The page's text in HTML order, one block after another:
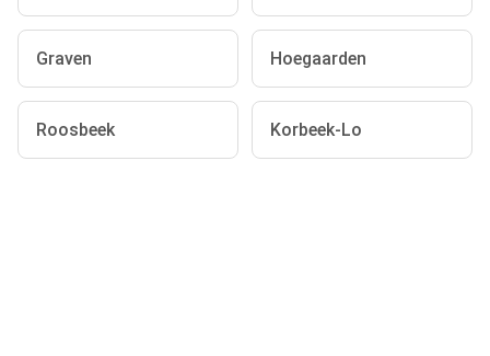
Graven Hoegaarden
Roosbeek Korbeek-Lo